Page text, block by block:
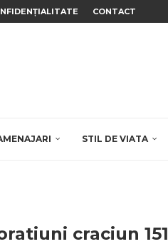
CONTACT
STIL DE VIATA
craciun 151